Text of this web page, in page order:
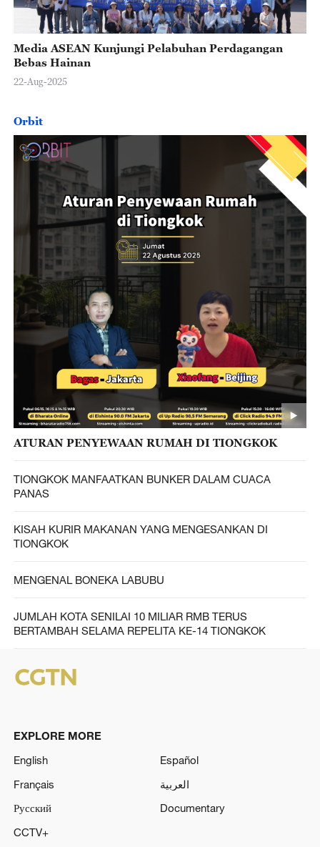
Media ASEAN Kunjungi Pelabuhan Perdagangan
Bebas Hainan
22-Aug-2025
Orbit
ATURAN PENYEWAAN RUMAH DI TIONGKOK
TIONGKOK MANFAATKAN BUNKER DALAM CUACA
PANAS
KISAH KURIR MAKANAN YANG MENGESANKAN DI
TIONGKOK
MENGENAL BONEKA LABUBU
JUMLAH KOTA SENILAI 10 MILIAR RMB TERUS
BERTAMBAH SELAMA REPELITA KE-14 TIONGKOK
EXPLORE MORE
English
Español
Français
العربية
Русский
Documentary
CCTV+